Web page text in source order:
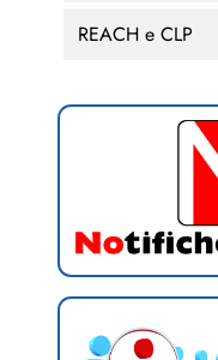
REACH e CLP